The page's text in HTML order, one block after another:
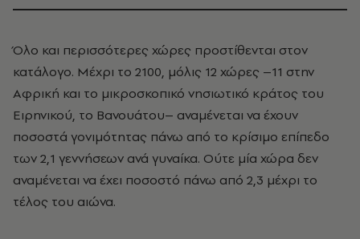
Όλο και περισσότερες χώρες προστίθενται στον
κατάλογο. Μέχρι το 2100, μόλις 12 χώρες –11 στην
Αφρική και το μικροσκοπικό νησιωτικό κράτος του
Ειρηνικού, το Βανουάτου– αναμένεται να έχουν
ποσοστά γονιμότητας πάνω από το κρίσιμο επίπεδο
των 2,1 γεννήσεων ανά γυναίκα. Ούτε μία χώρα δεν
αναμένεται να έχει ποσοστό πάνω από 2,3 μέχρι το
τέλος του αιώνα.